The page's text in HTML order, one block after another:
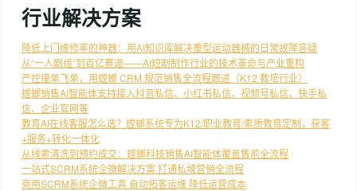
行业解决方案
降低上门维修率的神器：用AI知识库解决重型运动器械的日常故障答疑
从“一人剧组”到百亿赛道——AI短剧制作行业的技术革命与产业重构
严控撞单飞单，用螳螂 CRM 规范销售全流程跟进（K12 教培行业）
螳螂销售AI智能体支持接入抖音私信、小红书私信、视频号私信、快手私
信、企业官网等
教育AI在线客服怎么选？螳螂系统专为K12/职业教育/素质教育定制，获客
+服务+转化一体化
从线索清洗到预约成交：螳螂科技销售AI智能体覆盖售前全流程
一站式SCRM系统企微解决方案 打通私域营销全流程
商用SCRM系统企微工具 自动拓客运维 降低运营成本